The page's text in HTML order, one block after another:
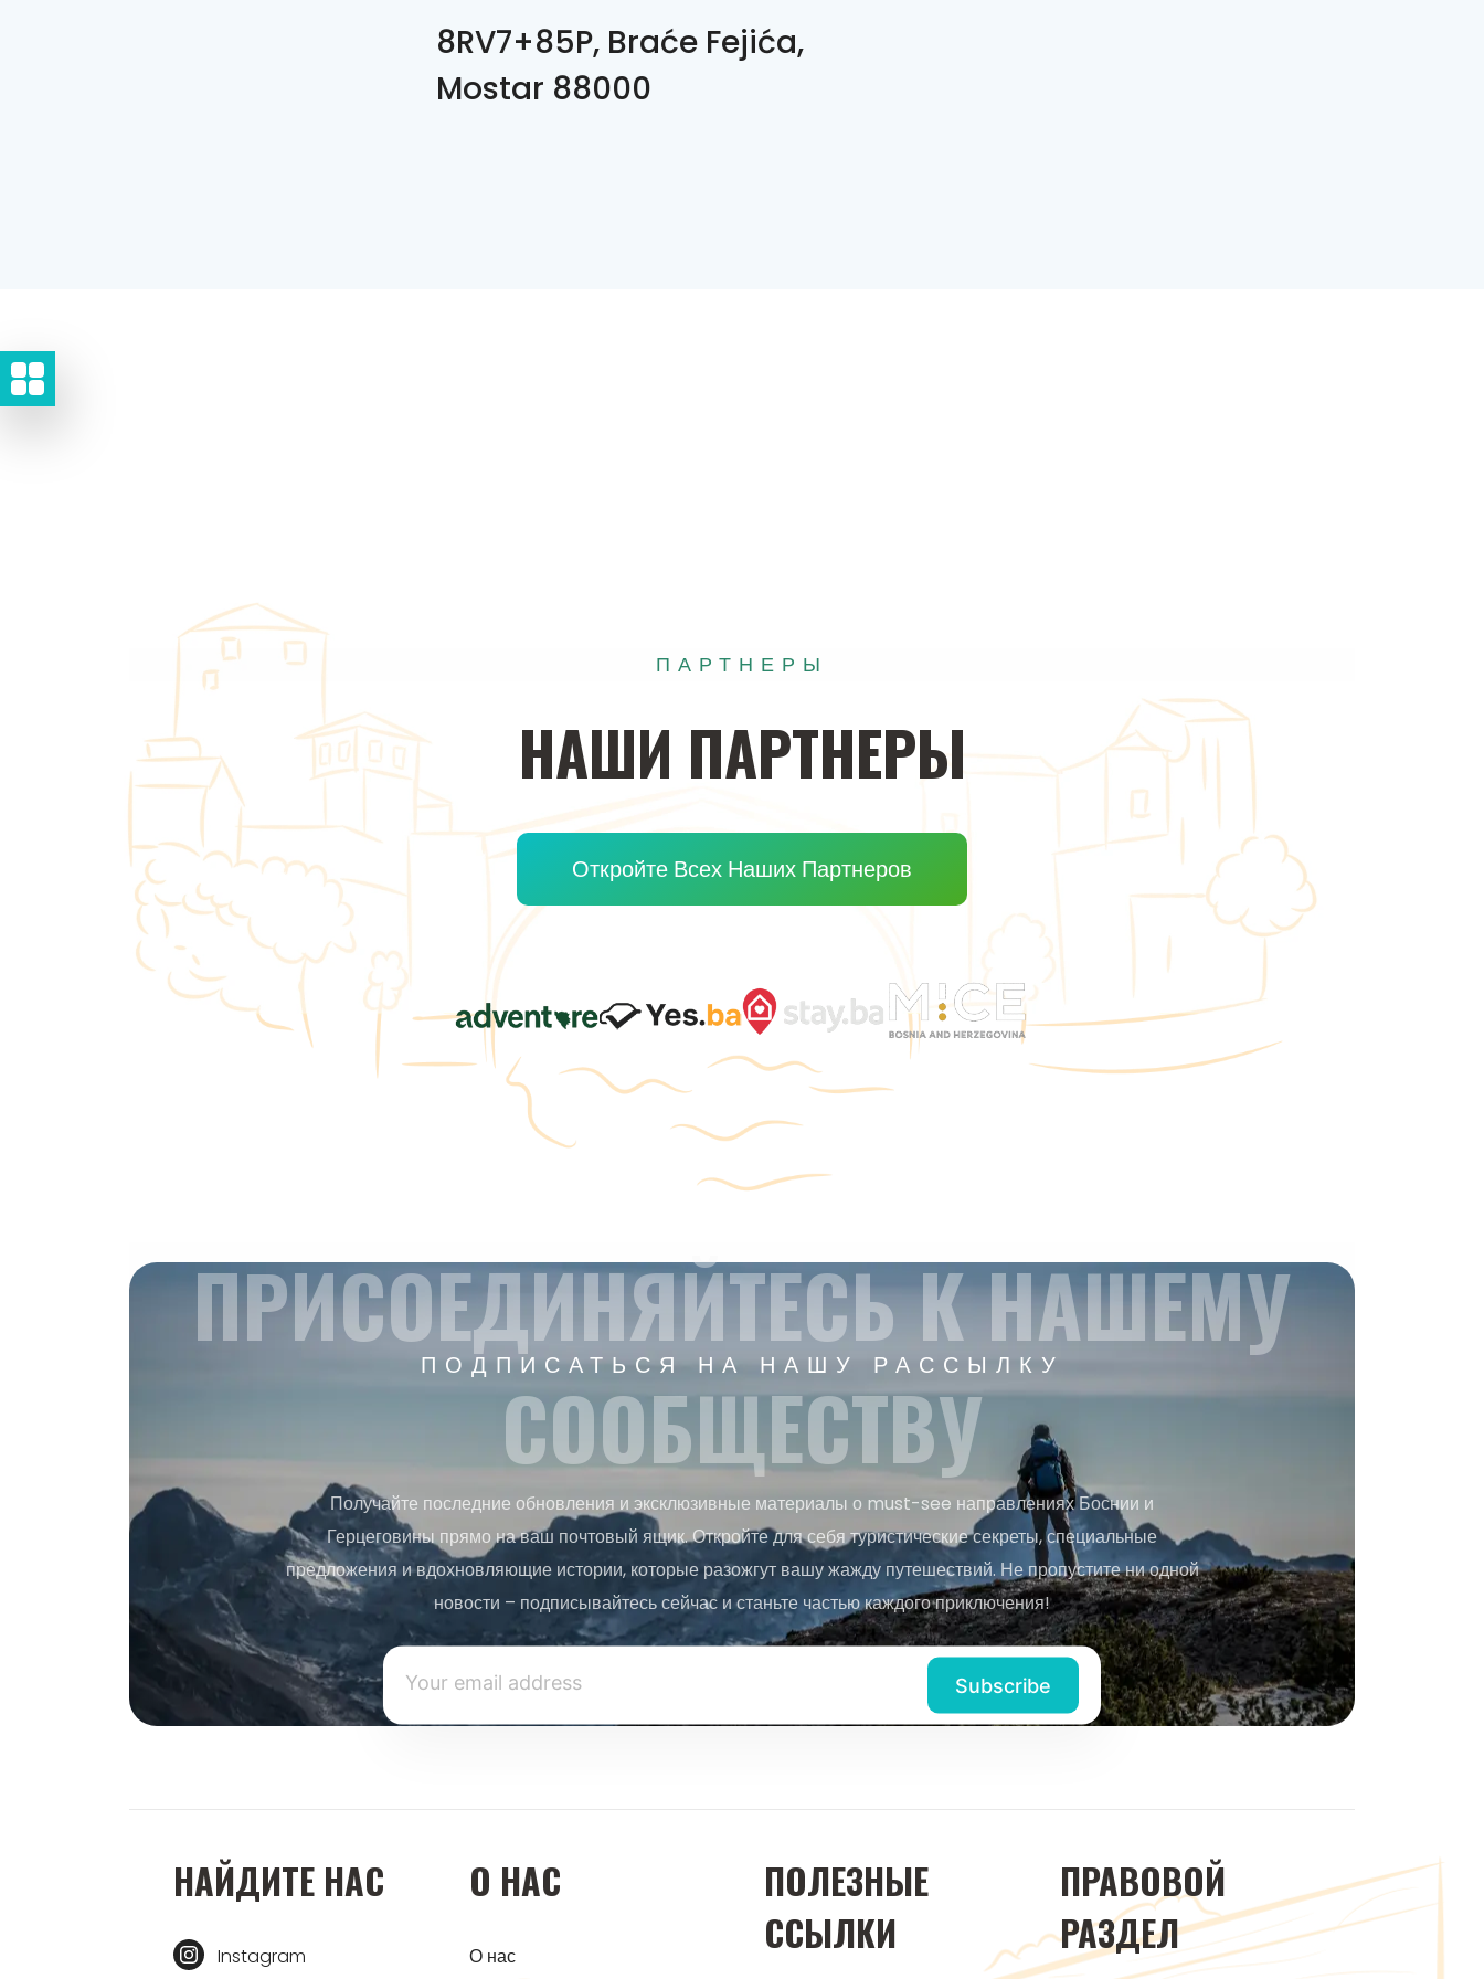
8RV7+85P, Braće Fejića,
Mostar 88000
ПАРТНЕРЫ
НАШИ ПАРТНЕРЫ
Откройте Всех Наших Партнеров
ПОДПИСАТЬСЯ НА НАШУ РАССЫЛКУ
ПРИСОЕДИНЯЙТЕСЬ К НАШЕМУ
СООБЩЕСТВУ
Получайте последние обновления и эксклюзивные материалы о must-see направлениях Боснии и
Герцеговины прямо на ваш почтовый ящик. Откройте для себя туристические секреты, специальные
предложения и вдохновляющие истории, которые разожгут вашу жажду путешествий. Не пропустите ни одной
новости – подписывайтесь сейчас и станьте частью каждого приключения!
НАЙДИТЕ НАС
Instagram
О НАС
О нас
ПОЛЕЗНЫЕ
ССЫЛКИ
ПРАВОВОЙ
РАЗДЕЛ